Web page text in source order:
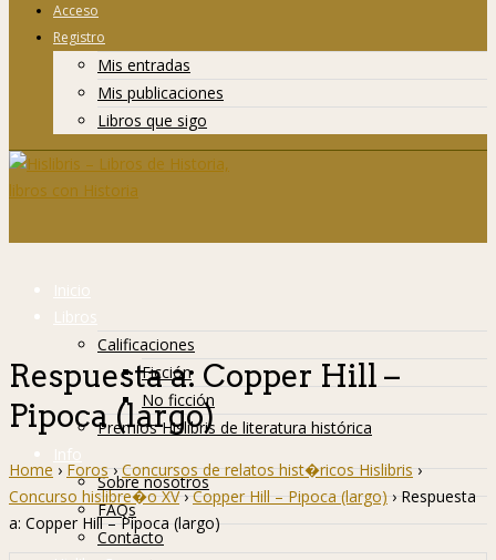
Acceso
Registro
Mis entradas
Mis publicaciones
Libros que sigo
Inicio
Libros
Calificaciones
Ficción
No ficción
Premios Hislibris de literatura histórica
Info
Sobre nosotros
FAQs
Contacto
Respuesta a: Copper Hill –
Pipoca (largo)
Home › Foros › Concursos de relatos hist�ricos Hislibris ›
Concurso hislibre�o XV › Copper Hill – Pipoca (largo) › Respuesta
a: Copper Hill – Pipoca (largo)